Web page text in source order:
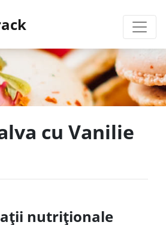
cu Vanilie
nutriționale